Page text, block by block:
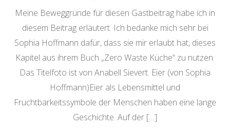
Meine Beweggründe für diesen Gastbeitrag habe ich in
diesem Beitrag erläutert. Ich bedanke mich sehr bei
Sophia Hoffmann dafür, dass sie mir erlaubt hat, dieses
Kapitel aus ihrem Buch „Zero Waste Küche“ zu nutzen.
Das Titelfoto ist von Anabell Sievert. Eier (von Sophia
Hoffmann)Eier als Lebensmittel und
Fruchtbarkeitssymbole der Menschen haben eine lange
Geschichte. Auf der […]